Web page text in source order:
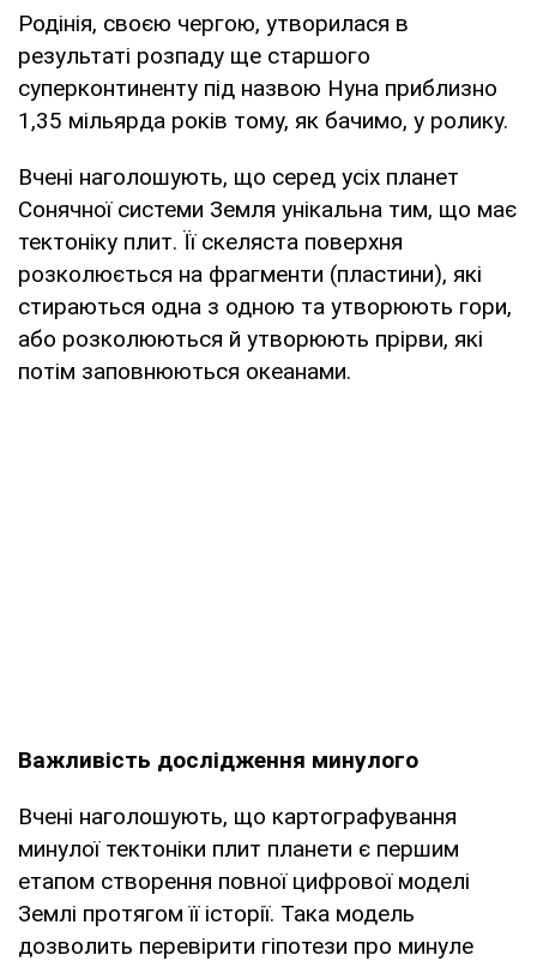
Родінія, своєю чергою, утворилася в
результаті розпаду ще старшого
суперконтиненту під назвою Нуна приблизно
1,35 мільярда років тому, як бачимо, у ролику.
Вчені наголошують, що серед усіх планет
Сонячної системи Земля унікальна тим, що має
тектоніку плит. Її скеляста поверхня
розколюється на фрагменти (пластини), які
стираються одна з одною та утворюють гори,
або розколюються й утворюють прірви, які
потім заповнюються океанами.
Важливість дослідження минулого
Вчені наголошують, що картографування
минулої тектоніки плит планети є першим
етапом створення повної цифрової моделі
Землі протягом її історії. Така модель
дозволить перевірити гіпотези про минуле